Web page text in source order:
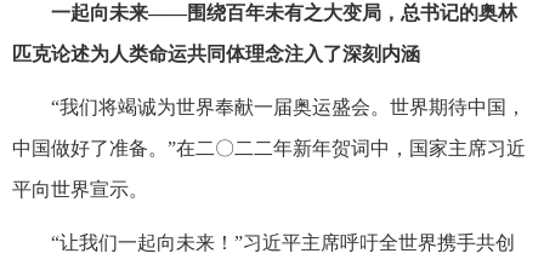
一起向未来——围绕百年未有之大变局，总书记的奥林
匹克论述为人类命运共同体理念注入了深刻内涵
“我们将竭诚为世界奉献一届奥运盛会。世界期待中国，
中国做好了准备。”在二〇二二年新年贺词中，国家主席习近
平向世界宣示。
“让我们一起向未来！”习近平主席呼吁全世界携手共创